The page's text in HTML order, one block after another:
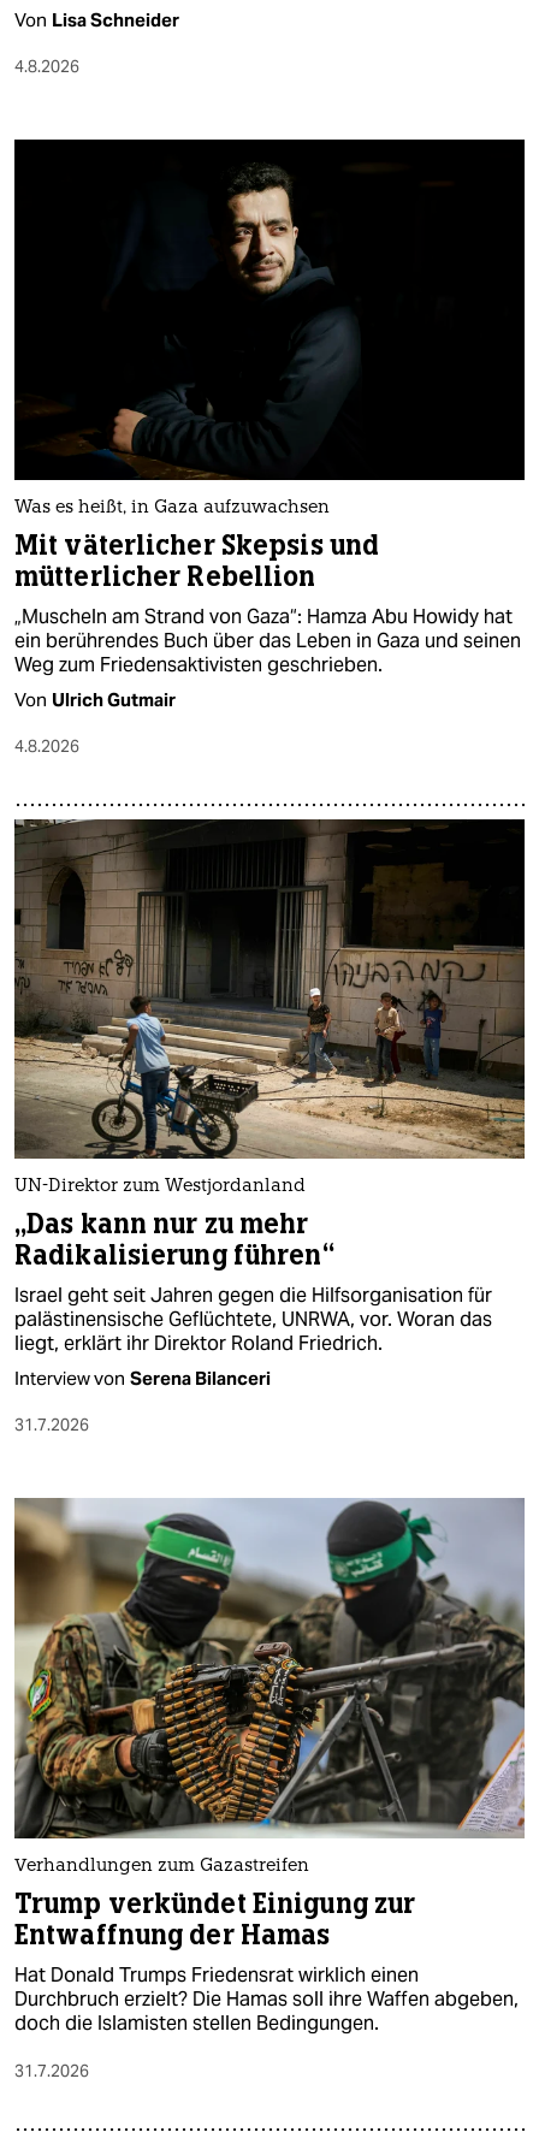
Von Lisa Schneider
4.8.2026
Was es heißt, in Gaza aufzuwachsen
Mit väterlicher Skepsis und
mütterlicher Rebellion
„Muscheln am Strand von Gaza“: Hamza Abu Howidy hat
ein berührendes Buch über das Leben in Gaza und seinen
Weg zum Friedensaktivisten geschrieben.
Von Ulrich Gutmair
4.8.2026
UN-Direktor zum Westjordanland
„Das kann nur zu mehr
Radikalisierung führen“
Israel geht seit Jahren gegen die Hilfsorganisation für
palästinensische Geflüchtete, UNRWA, vor. Woran das
liegt, erklärt ihr Direktor Roland Friedrich.
Interview von Serena Bilanceri
31.7.2026
Verhandlungen zum Gazastreifen
Trump verkündet Einigung zur
Entwaffnung der Hamas
Hat Donald Trumps Friedensrat wirklich einen
Durchbruch erzielt? Die Hamas soll ihre Waffen abgeben,
doch die Islamisten stellen Bedingungen.
31.7.2026